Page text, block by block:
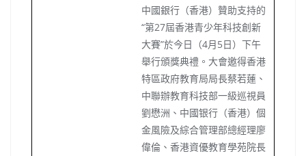
中國銀行（香港）贊助支持的
“第27屆香港青少年科技創新
大賽”於今日（4月5日）下午
舉行頒獎典禮。大會邀得香港
特區政府教育局局長蔡若蓮、
中聯辦教育科技部一級巡視員
劉懋洲、中國银行（香港）個
金風險及綜合管理部總經理廖
偉倫、香港資優教育學苑院長